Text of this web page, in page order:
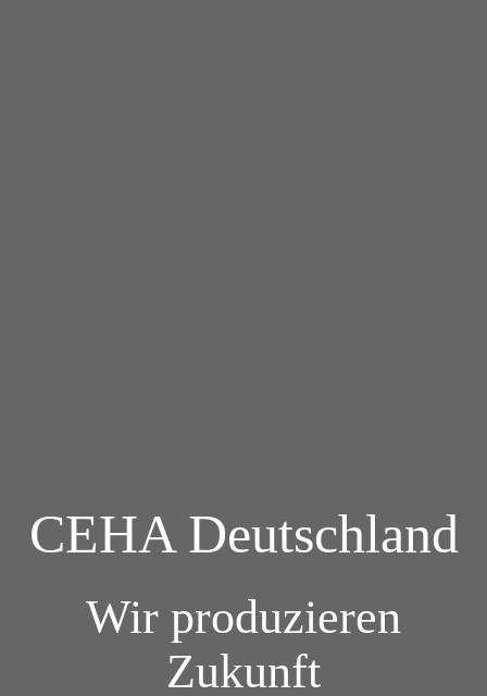
CEHA Deutschland
Wir produzieren
Zukunft